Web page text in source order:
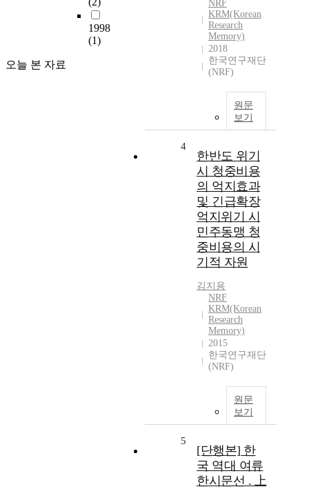
1998
(1)
오늘 본 자료
NRF
KRM(Korean
Research
Memory)
2018
한국연구재단
(NRF)
원문
보기
4
한반도 위기
시 청중비용
의 억지효과
및 긴급확장
억지위기 시
민주동맹 청
중비용의 시
기적 자원
김지용
NRF
KRM(Korean
Research
Memory)
2015
한국연구재단
(NRF)
원문
보기
5
[단행본] 한
국 역대 여류
한시문선 . 上